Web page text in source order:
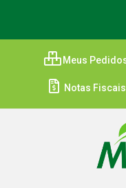
Meus
Notas Fiscais